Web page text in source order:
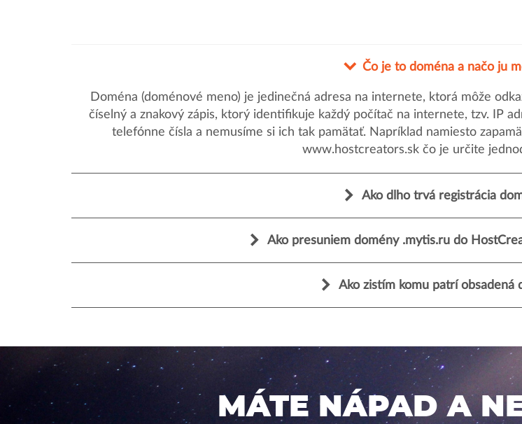
Čo je to doména a načo ju
Doména (doménové meno) je jedinečná adresa na internete, ktorá môže
číselný a znakový zápis, ktorý identifikuje každý počítač na internete, tzv. IP
telefónne čísla a nemusíme si ich tak pamätať. Napríklad namiesto
www.hostcreators.sk čo je určite
Ako dlho trvá registrácia
Ako presuniem domény .mytis.ru do
Ako zistím komu patrí obsadená
MÁTE NÁPAD A